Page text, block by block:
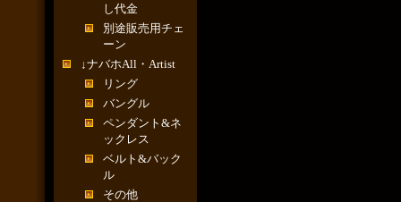
し代金
別途販売用チェ
ーン
↓ナバホAll・Artist
リング
バングル
ペンダント&ネ
ックレス
ベルト&バック
ル
その他